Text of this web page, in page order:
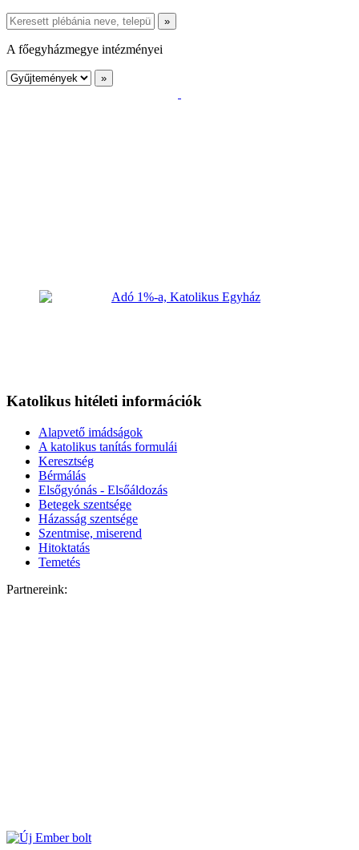
A főegyházmegye intézményei
Katolikus hitéleti információk
Alapvető imádságok
A katolikus tanítás formulái
Keresztség
Bérmálás
Elsőgyónás - Elsőáldozás
Betegek szentsége
Házasság szentsége
Szentmise, miserend
Hitoktatás
Temetés
Partnereink: